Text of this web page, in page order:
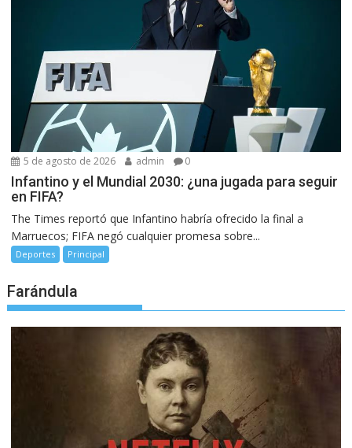
5 de agosto de 2026 admin 0
Infantino y el Mundial 2030: ¿una jugada para seguir
en FIFA?
The Times reportó que Infantino habría ofrecido la final a
Marruecos; FIFA negó cualquier promesa sobre...
Deportes Principal
Farándula